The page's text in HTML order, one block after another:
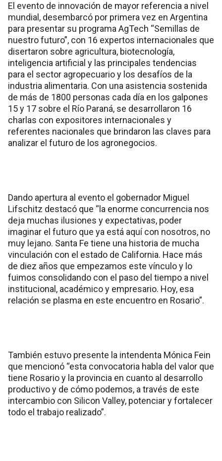
El evento de innovación de mayor referencia a nivel
mundial, desembarcó por primera vez en Argentina
para presentar su programa AgTech “Semillas de
nuestro futuro”, con 16 expertos internacionales que
disertaron sobre agricultura, biotecnología,
inteligencia artificial y las principales tendencias
para el sector agropecuario y los desafíos de la
industria alimentaria. Con una asistencia sostenida
de más de 1800 personas cada día en los galpones
15 y 17 sobre el Río Paraná, se desarrollaron 16
charlas con expositores internacionales y
referentes nacionales que brindaron las claves para
analizar el futuro de los agronegocios.
Dando apertura al evento el gobernador Miguel
Lifschitz destacó que “la enorme concurrencia nos
deja muchas ilusiones y expectativas, poder
imaginar el futuro que ya está aquí con nosotros, no
muy lejano. Santa Fe tiene una historia de mucha
vinculación con el estado de California. Hace más
de diez años que empezamos este vínculo y lo
fuimos consolidando con el paso del tiempo a nivel
institucional, académico y empresario. Hoy, esa
relación se plasma en este encuentro en Rosario”.
También estuvo presente la intendenta Mónica Fein
que mencionó “esta convocatoria habla del valor que
tiene Rosario y la provincia en cuanto al desarrollo
productivo y de cómo podemos, a través de este
intercambio con Silicon Valley, potenciar y fortalecer
todo el trabajo realizado”.